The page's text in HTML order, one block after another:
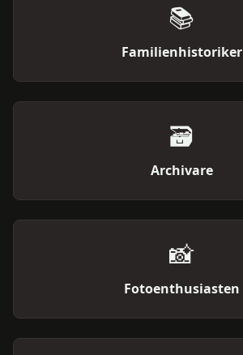
📚
Familienhistoriker
🗃️
Archivare
📸
Fotoenthusiasten